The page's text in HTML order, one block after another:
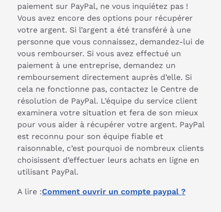
paiement sur PayPal, ne vous inquiétez pas !
Vous avez encore des options pour récupérer
votre argent. Si l’argent a été transféré à une
personne que vous connaissez, demandez-lui de
vous rembourser. Si vous avez effectué un
paiement à une entreprise, demandez un
remboursement directement auprès d’elle. Si
cela ne fonctionne pas, contactez le Centre de
résolution de PayPal. L’équipe du service client
examinera votre situation et fera de son mieux
pour vous aider à récupérer votre argent. PayPal
est reconnu pour son équipe fiable et
raisonnable, c’est pourquoi de nombreux clients
choisissent d’effectuer leurs achats en ligne en
utilisant PayPal.
A lire :Comment ouvrir un compte paypal ?